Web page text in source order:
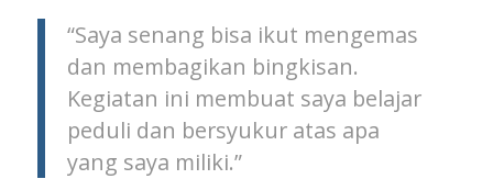
“Saya senang bisa ikut mengemas
dan membagikan bingkisan.
Kegiatan ini membuat saya belajar
peduli dan bersyukur atas apa
yang saya miliki.”